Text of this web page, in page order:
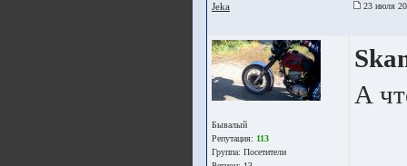
Jeka 23 июля
Бывалый
Репутация: 113
Группа: Посетители
А